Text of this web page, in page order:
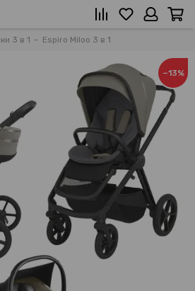
3 в 1 Espiro Miloo 3 в 1
−13%